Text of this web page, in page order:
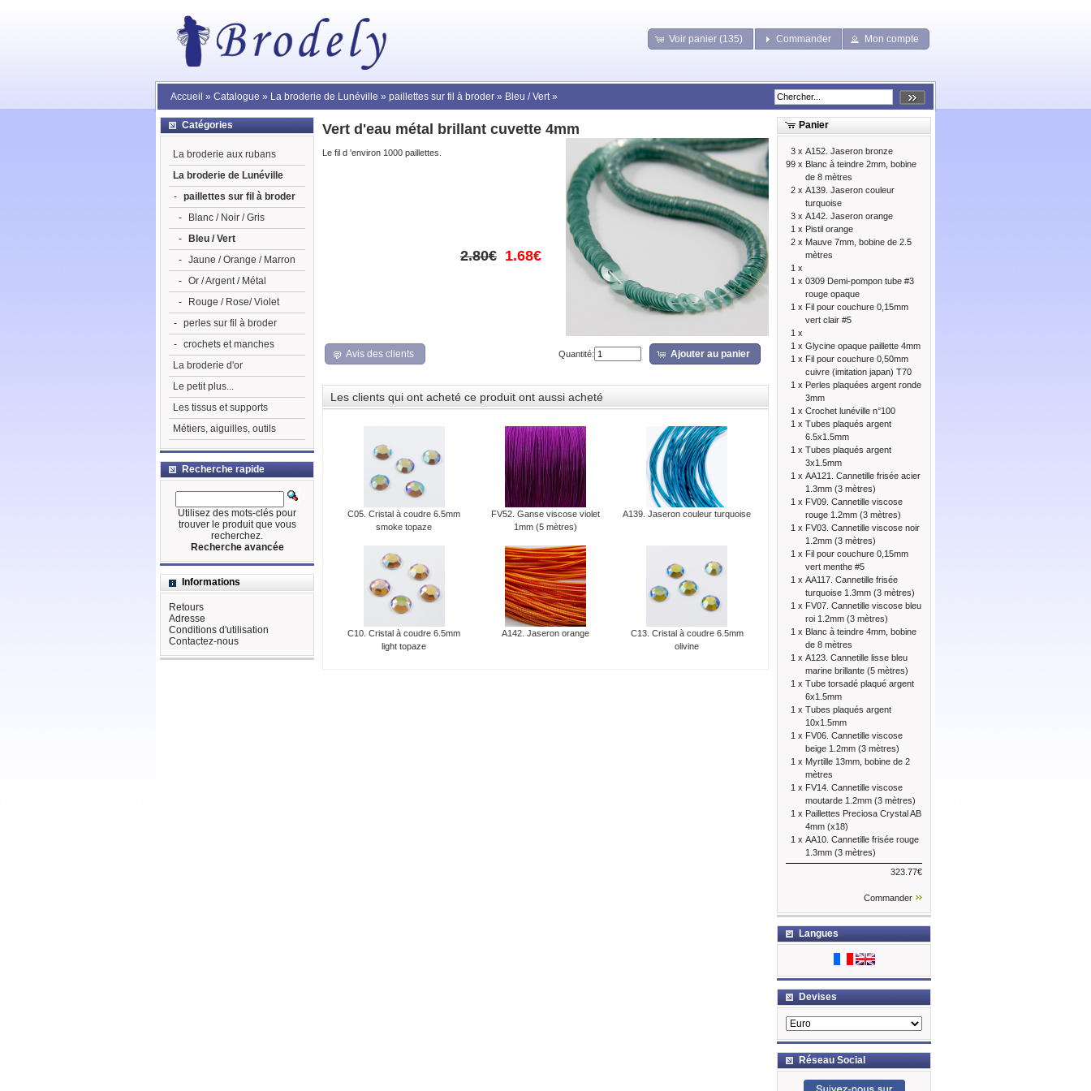
Voir panier (135) Commander Mon compte
Accueil » Catalogue » La broderie de Lunéville » paillettes sur fil à broder » Bleu / Vert»
Vert d'eau métal brillant cuvette 4mm
Le fil d 'environ 1000 paillettes.
2.80€ 1.68€
Avis des clients Quantité: Ajouter au panier
Les clients qui ont acheté ce produit ont aussi acheté
C05. Cristal à coudre 6.5mm
smoke topaze
FV52. Ganse viscose violet
1mm (5 mètres)
A139. Jaseron couleur turquoise
C10. Cristal à coudre 6.5mm
light topaze
A142. Jaseron orange
C13. Cristal à coudre 6.5mm
olivine
Catégories
La broderie aux rubans
La broderie de Lunéville
- paillettes sur fil à broder
-
Blanc / Noir / Gris
-
Bleu / Vert
- Jaune / Orange / Marron
- Or / Argent / Métal
-
Rouge / Rose/ Violet
- perles sur fil à broder
- crochets et manches
La broderie d'or
Le petit plus...
Les tissus et supports
Métiers, aiguilles, outils
Recherche rapide
Utilisez des mots-clés pour
trouver le produit que vous
recherchez.
Recherche avancée
Informations
Retours
Adresse
Conditions d'utilisation
Contactez-nous
Panier
3 x A152. Jaseron bronze
99 x Blanc à teindre 2mm, bobine
de 8 mètres
2 x A139. Jaseron couleur
turquoise
3 x A142. Jaseron orange
1 x Pistil orange
2 x Mauve 7mm, bobine de 2.5
mètres
1 x
1 x 0309 Demi-pompon tube #3
rouge opaque
1 x Fil pour couchure 0,15mm
vert clair #5
1 x
1 x Glycine opaque paillette 4mm
1 x Fil pour couchure 0,50mm
cuivre (imitation japan) T70
1 x Perles plaquées argent ronde
3mm
1 x Crochet lunéville n°100
1 x Tubes plaqués argent
6.5x1.5mm
1 x Tubes plaqués argent
3x1.5mm
1 x AA121. Cannetille frisée acier
1.3mm (3 mètres)
1 x FV09. Cannetille viscose
rouge 1.2mm (3 mètres)
1 x FV03. Cannetille viscose noir
1.2mm (3 mètres)
1 x Fil pour couchure 0,15mm
vert menthe #5
1 x AA117. Cannetille frisée
turquoise 1.3mm (3 mètres)
1 x FV07. Cannetille viscose bleu
roi 1.2mm (3 mètres)
1 x Blanc à teindre 4mm, bobine
de 8 mètres
1 x A123. Cannetille lisse bleu
marine brillante (5 mètres)
1 x Tube torsadé plaqué argent
6x1.5mm
1 x Tubes plaqués argent
10x1.5mm
1 x FV06. Cannetille viscose
beige 1.2mm (3 mètres)
1 x Myrtille 13mm, bobine de 2
mètres
1 x FV14. Cannetille viscose
moutarde 1.2mm (3 mètres)
1 x Paillettes Preciosa Crystal AB
4mm (x18)
1 x AA10. Cannetille frisée rouge
1.3mm (3 mètres)
323.77€
Commander
Langues
Devises
Réseau Social